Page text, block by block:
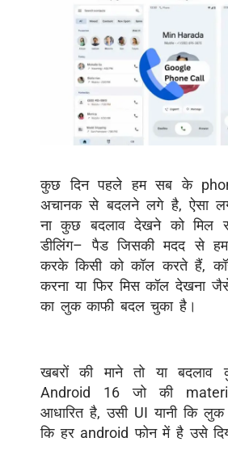
कुछ दिन पहले हम सब के
अचानक से बदलने लगे है,ऐसा
ना कुछ बदलाव देखने को मिल
डीलिंग–पैडजिसकी मदद से हम
करके किसी को कॉल करते हैं,
करनाया फिर मिस कॉलदेखना
का लुक काफी बदल चुका है ।
खबरों की माने तोया बदलाव
Android 16जो की
आधारित है,उसी UIयानी कि लुक
कि हर androidफोन में है उसे